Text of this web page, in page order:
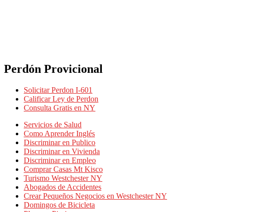
Perdón Provicional
Solicitar Perdon I-601
Calificar Ley de Perdon
Consulta Gratis en NY
Servicios de Salud
Como Aprender Inglés
Discriminar en Publico
Discriminar en Vivienda
Discriminar en Empleo
Comprar Casas Mt Kisco
Turismo Westchester NY
Abogados de Accidentes
Crear Pequeños Negocios en Westchester NY
Domingos de Bicicleta